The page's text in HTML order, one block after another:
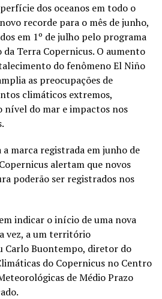
dos oceanos em todo o
recorde para o mês de junho,
em 1º de julho pelo programa
da Terra Copernicus. O aumento
do fenômeno El Niño
as preocupações de
climáticos extremos,
nível do mar e impactos nos
marca registrada em junho de
alertam que novos
poderão ser registrados nos
indicar o início de uma nova
vez, a um território
Carlo Buontempo, diretor do
do Copernicus no Centro
de Médio Prazo